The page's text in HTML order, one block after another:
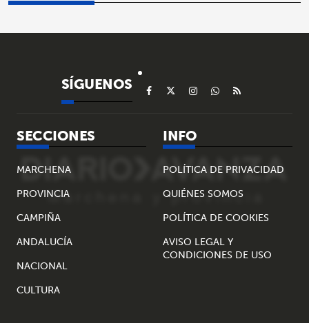
SÍGUENOS
SECCIONES
MARCHENA
PROVINCIA
CAMPIÑA
ANDALUCÍA
NACIONAL
CULTURA
INFO
POLÍTICA DE PRIVACIDAD
QUIÉNES SOMOS
POLÍTICA DE COOKIES
AVISO LEGAL Y
CONDICIONES DE USO